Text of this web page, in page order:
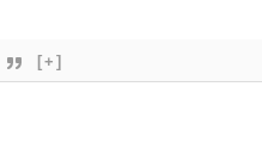
[+]